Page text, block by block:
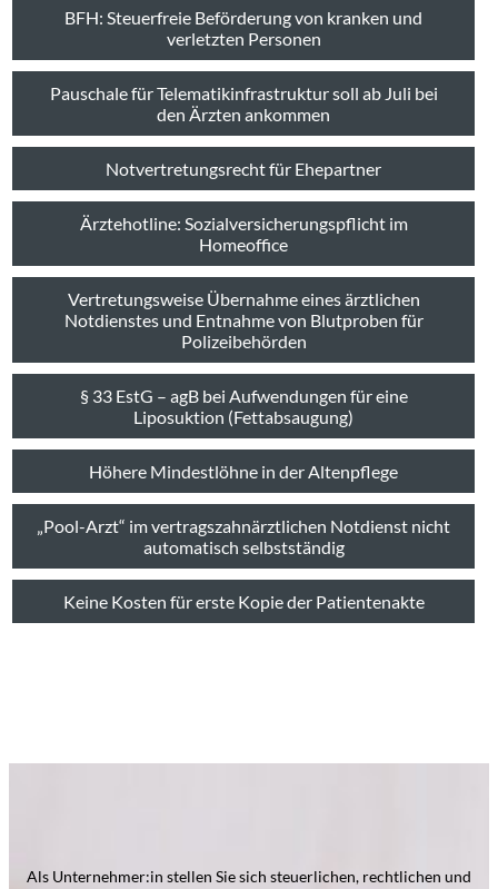
BFH: Steuerfreie Beförderung von kranken und
verletzten Personen
Pauschale für Telematik­infrastruktur soll ab Juli bei
den Ärzten ankommen
Notvertretungsrecht für Ehepartner
Ärztehotline: Sozialversicherungspflicht im
Homeoffice
Vertretungsweise Übernahme eines ärztlichen
Notdienstes und Entnahme von Blutproben für
Polizeibehörden
§ 33 EstG – agB bei Aufwendungen für eine
Liposuktion (Fettabsaugung)
Höhere Mindestlöhne in der Altenpflege
„Pool-Arzt“ im vertragszahnärztlichen Notdienst nicht
automatisch selbstständig
Keine Kosten für erste Kopie der Patientenakte
Als Unternehmer:in stellen Sie sich steuerlichen, rechtlichen und